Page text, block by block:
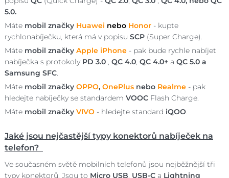
5.0.
Máte mobil značky Huawei neboHonor- kupte
rychlonabíječku, která má v popisu SCP(Super Charge).
Máte mobil značky Apple iPhone- pak bude rychle nabíjet
nabíječka s protokoly PD 3.0, QC 4.0, QC 4.0+a QC 5.0 a
Samsung SFC.
Máte mobil značky OPPO, OnePlusnebo Realme- pak
hledejte nabíječky se standardem VOOCFlash Charge.
Máte mobil značky VIVO- hledejte standard iQOO.
Jaké jsou nejčastější typy konektorů nabíječek na
telefon?
Ve současném světě mobilních telefonů jsou nejběžnější tři
typy konektorů. Jsou to Micro USB, USB-Ca Lightning